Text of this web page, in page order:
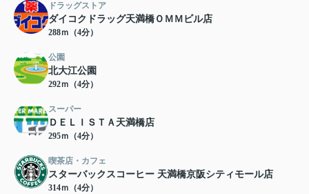
ドラッグストア
ダイコクドラッグ天満橋ＯＭＭビル店
288ｍ（4分）
公園
北大江公園
292ｍ（4分）
スーパー
ＤＥＬＩＳＴＡ天満橋店
295ｍ（4分）
喫茶店・カフェ
スターバックスコーヒー 天満橋京阪シティモール店
314ｍ（4分）